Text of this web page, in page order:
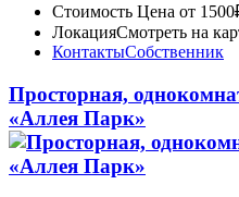
Стоимость Цена от
ЛокацияСмотреть на
КонтактыСобственник
Просторная,
«Аллея Парк»